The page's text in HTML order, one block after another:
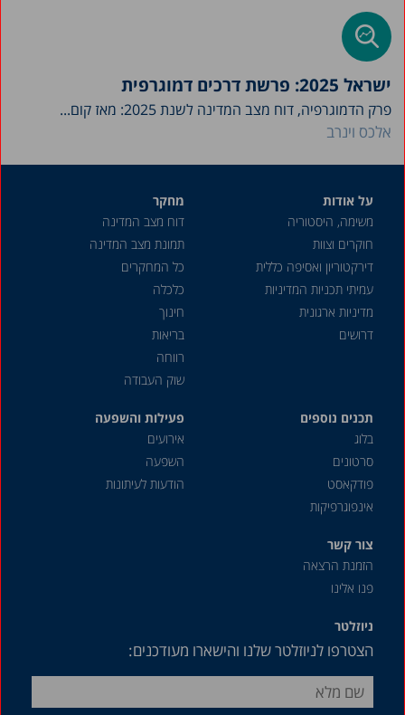
ישראל 2025: פרשת דרכים דמוגרפית
פרק הדמוגרפיה, דוח מצב המדינה לשנת 2025: מאז קום...
אלכס וינרב
על אודות
משימה, היסטוריה
חוקרים וצוות
דירקטוריון ואסיפה כללית
עמיתי תכניות המדיניות
מדיניות ארגונית
דרושים
מחקר
דוח מצב המדינה
תמונת מצב המדינה
כל המחקרים
כלכלה
חינוך
בריאות
רווחה
שוק העבודה
תכנים נוספים
בלוג
סרטונים
פודקאסט
אינפוגרפיקות
פעילות והשפעה
אירועים
השפעה
הודעות לעיתונות
צור קשר
הזמנת הרצאה
פנו אלינו
ניוזלטר
הצטרפו לניוזלטר שלנו והישארו מעודכנים: